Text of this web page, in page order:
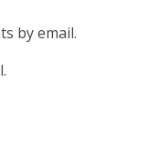
by email.